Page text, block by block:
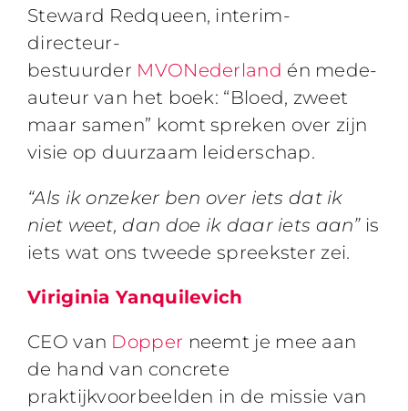
Steward Redqueen, interim-
directeur-
bestuurder MVONederland én mede-
auteur van het boek: “Bloed, zweet
maar samen” komt spreken over zijn
visie op duurzaam leiderschap.
“Als ik onzeker ben over iets dat ik
niet weet, dan doe ik daar iets aan” is
iets wat ons tweede spreekster zei.
Viriginia Yanquilevich
CEO van Dopper neemt je mee aan
de hand van concrete
praktijkvoorbeelden in de missie van